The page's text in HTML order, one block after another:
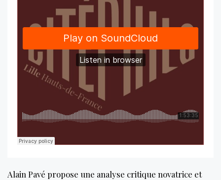
Alain Pavé propose une analyse critique novatrice et